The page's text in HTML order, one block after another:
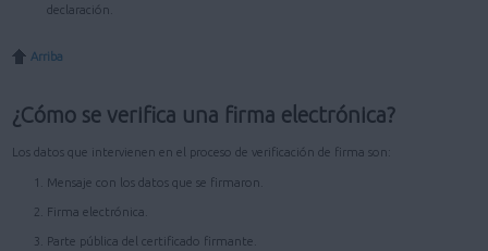
declaración.
Arriba
¿Cómo se verifica una firma electrónica?
Los datos que intervienen en el proceso de verificación de firma son:
Mensaje con los datos que se firmaron.
Firma electrónica.
Parte pública del certificado firmante.